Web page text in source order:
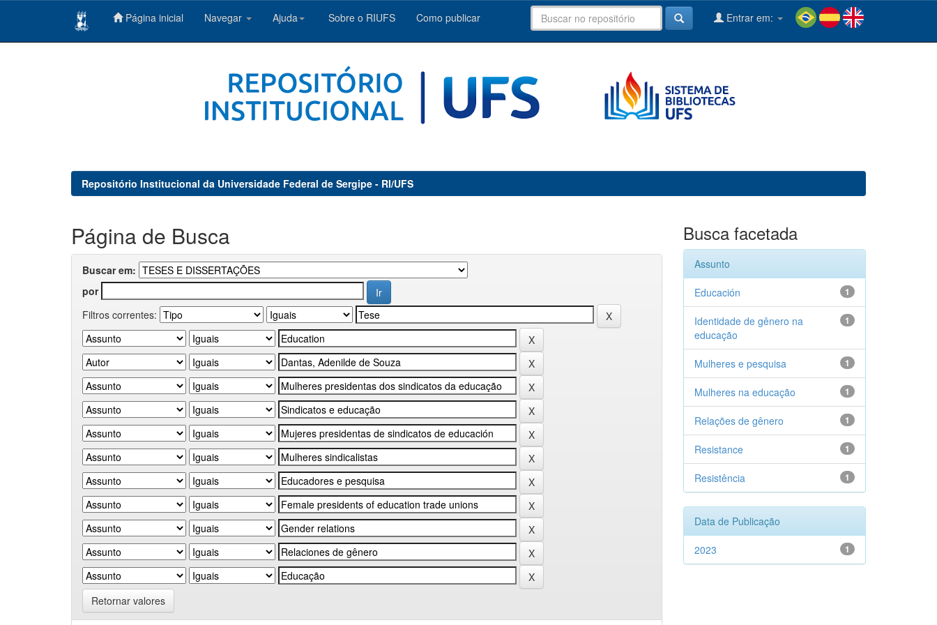
Página inicial Navegar Ajuda Sobre o RIUFS Como publicar Entrar em:
Repositório Institucional da Universidade Federal de Sergipe - RI/UFS
Página de Busca
Buscar em:
por
Filtros correntes:
Retornar valores
Busca facetada
Assunto
1
Educación
1
Identidade de gênero na
educação
1
Mulheres e pesquisa
1
Mulheres na educação
1
Relações de gênero
1
Resistance
1
Resistência
Data de Publicação
1
2023